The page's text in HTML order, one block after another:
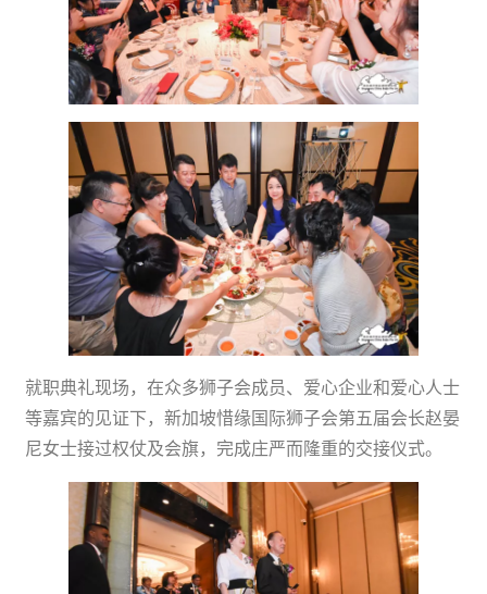
就职典礼现场，在众多狮子会成员、爱心企业和爱心人士
等嘉宾的见证下，新加坡惜缘国际狮子会第五届会长赵晏
尼女士接过权仗及会旗，完成庄严而隆重的交接仪式。